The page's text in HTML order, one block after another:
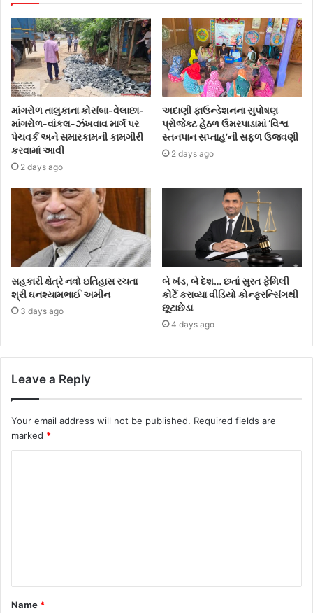
માંગરોળ તાલુકાના કોસંબા-વેલાછા-
માંગરોળ-વાંકલ-ઝંખવાવ માર્ગ પર
પેચવર્ક અને સમારકામની કામગીરી
કરવામાં આવી
2 days ago
અદાણી ફાઉન્ડેશનના સુપોષણ
પ્રોજેક્ટ હેઠળ ઉમરપાડામાં ‘વિશ્વ
સ્તનપાન સપ્તાહ’ની સફળ ઉજવણી
2 days ago
સહકારી ક્ષેત્રે નવો ઇતિહાસ રચતા
શ્રી ઘનશ્યામભાઈ અમીન
3 days ago
બે ખંડ, બે દેશ… છતાં સુરત ફેમિલી
કોર્ટે કરાવ્યા વીડિયો કોન્ફરન્સિંગથી
છૂટાછેડા
4 days ago
Leave a Reply
Your email address will not be published. Required fields are
marked *
Name *